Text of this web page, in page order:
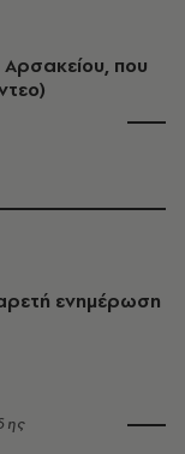
που
ενημέρωση